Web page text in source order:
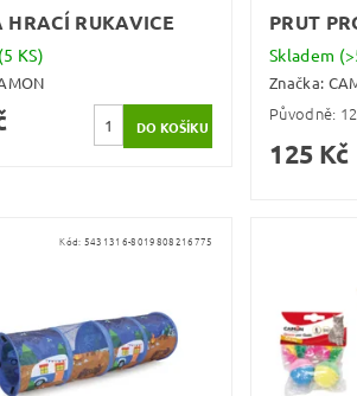
HRACÍ RUKAVICE
(5 KS)
PRUT
Skladem
Značka:
Původně:
125 Kč
Kód: 5431316-8019808216775